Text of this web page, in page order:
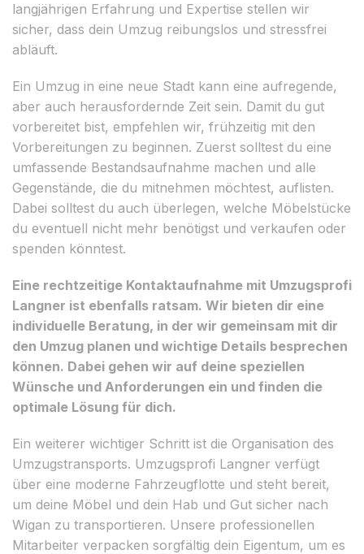
langjährigen Erfahrung und Expertise stellen wir
sicher, dass dein Umzug reibungslos und stressfrei
abläuft.
Ein Umzug in eine neue Stadt kann eine aufregende,
aber auch herausfordernde Zeit sein. Damit du gut
vorbereitet bist, empfehlen wir, frühzeitig mit den
Vorbereitungen zu beginnen. Zuerst solltest du eine
umfassende Bestandsaufnahme machen und alle
Gegenstände, die du mitnehmen möchtest, auflisten.
Dabei solltest du auch überlegen, welche Möbelstücke
du eventuell nicht mehr benötigst und verkaufen oder
spenden könntest.
Eine rechtzeitige Kontaktaufnahme mit Umzugsprofi
Langner ist ebenfalls ratsam. Wir bieten dir eine
individuelle Beratung, in der wir gemeinsam mit dir
den Umzug planen und wichtige Details besprechen
können. Dabei gehen wir auf deine speziellen
Wünsche und Anforderungen ein und finden die
optimale Lösung für dich.
Ein weiterer wichtiger Schritt ist die Organisation des
Umzugstransports. Umzugsprofi Langner verfügt
über eine moderne Fahrzeugflotte und steht bereit,
um deine Möbel und dein Hab und Gut sicher nach
Wigan zu transportieren. Unsere professionellen
Mitarbeiter verpacken sorgfältig dein Eigentum, um es